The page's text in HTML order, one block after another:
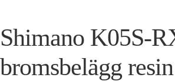
Shimano K05S-
bromsbelägg